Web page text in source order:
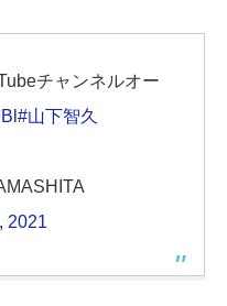
チャンネルオー
#山下智久
2021